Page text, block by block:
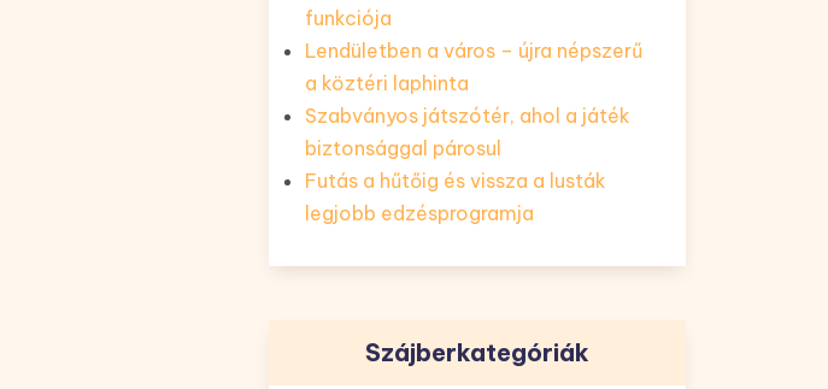
funkciója
Lendületben a város – újra népszerű
a köztéri laphinta
Szabványos játszótér, ahol a játék
biztonsággal párosul
Futás a hűtőig és vissza a lusták
legjobb edzésprogramja
Szájberkategóriák